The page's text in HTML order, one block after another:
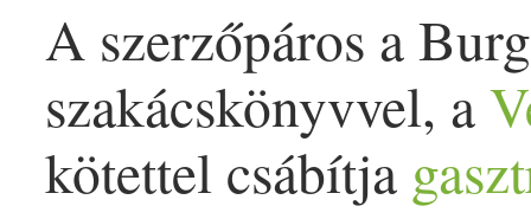
A szerzőpáros a
szakácskönyvvel, a
kötettel csábítja